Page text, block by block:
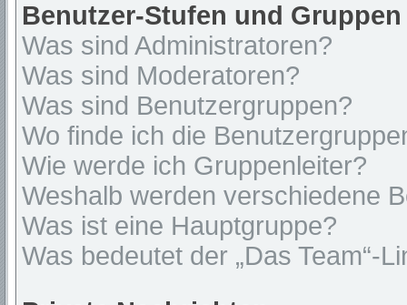
Benutzer-Stufen und Gruppen
Was sind Administratoren?
Was sind Moderatoren?
Was sind Benutzergruppen?
Wo finde ich die
Wie werde ich Gruppenleiter?
Weshalb werden verschiedene
Was ist eine Hauptgruppe?
Was bedeutet der „Das Team“-